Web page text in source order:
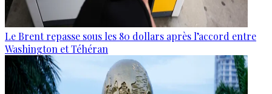
Le Brent repasse sous les 80 dollars après l’accord entre
Washington et Téhéran